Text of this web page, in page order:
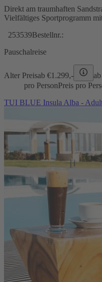
Direkt am traumhaften
Vielfältiges Sportprogramm
253539Bestellnr.:
Pauschalreise
Alter Preisab €1.299,-
pro PersonPreis pro
TUI BLUE Insula Alba -